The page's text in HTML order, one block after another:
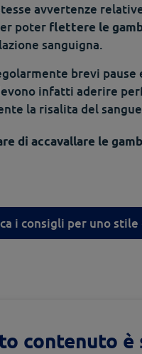
avvertenze
poter flettere le
sanguigna.
brevi
infatti aderire
la risalita del
di accavallare le
i consigli per uno
contenuto